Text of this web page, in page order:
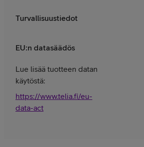
Turvallisuustiedot
EU:n datasäädös
Lue lisää tuotteen datan
käytöstä:
https://www.telia.fi/eu-
data-act